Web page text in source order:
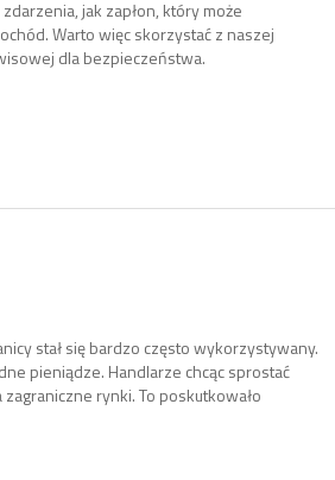
jak zapłon, który może
Warto więc skorzystać z naszej
dla bezpieczeństwa.
stał się bardzo często wykorzystywany.
pieniądze. Handlarze chcąc sprostać
rynki. To poskutkowało